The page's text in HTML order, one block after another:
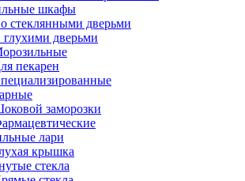
шкафы
стеклянными дверьми
дверьми
пекарен
заморозки
лари
крышка
стекла